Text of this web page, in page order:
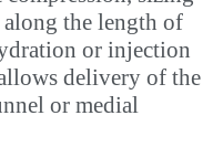
the length of
or injection
delivery of the
or medial